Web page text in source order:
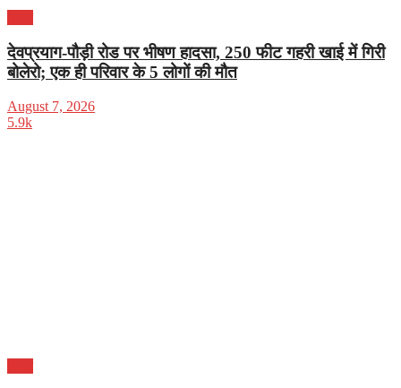
देवप्रयाग-पौड़ी रोड पर भीषण हादसा, 250 फीट गहरी खाई में गिरी
बोलेरो; एक ही परिवार के 5 लोगों की मौत
August 7, 2026
5.9k